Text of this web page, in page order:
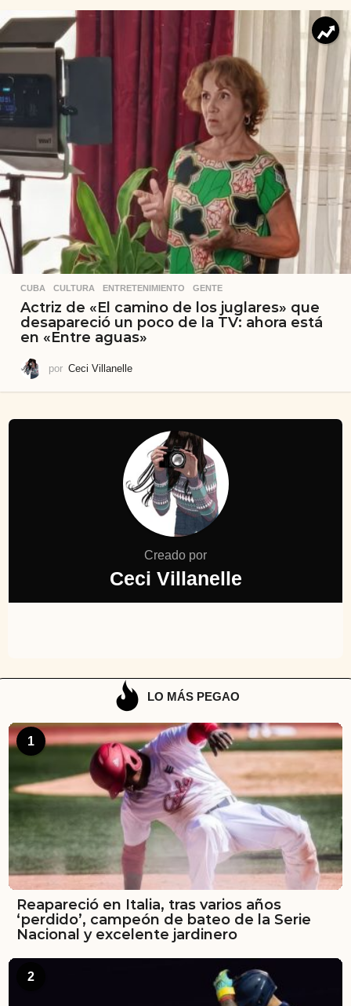
CUBA ,CULTURA ,ENTRETENIMIENTO ,GENTE
Actriz de «El camino de los juglares» que
desapareció un poco de la TV: ahora está
en «Entre aguas»
por Ceci Villanelle
Creado por
Ceci Villanelle
LO MÁS PEGAO
1
Reapareció en Italia, tras varios años
‘perdido’, campeón de bateo de la Serie
Nacional y excelente jardinero
2